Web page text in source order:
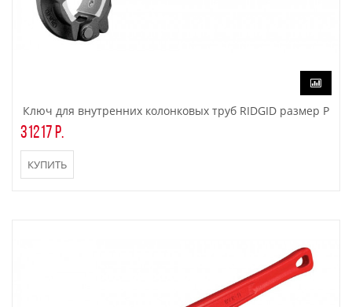
Ключ для внутренних колонковых труб RIDGID размер P
31217 р.
КУПИТЬ